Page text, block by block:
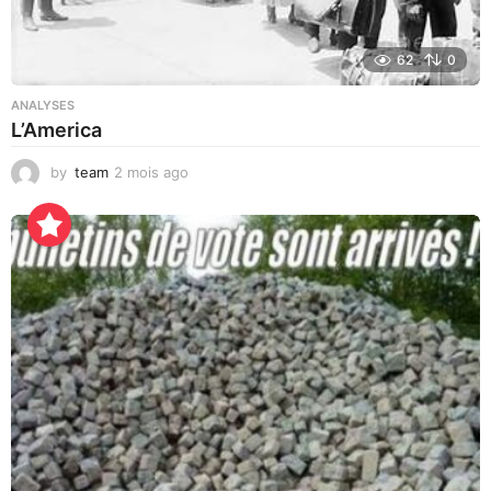
62 0
ANALYSES
L’America
by team 2 mois ago
u
r
s
a
g
o